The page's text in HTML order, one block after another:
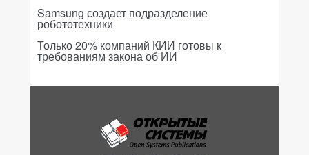
Samsung создает подразделение
робототехники
Только 20% компаний КИИ готовы к
требованиям закона об ИИ